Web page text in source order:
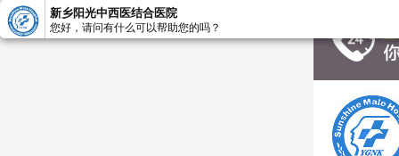
新乡阳光中西医结合医院
您好，请问有什么可以帮助您的吗？